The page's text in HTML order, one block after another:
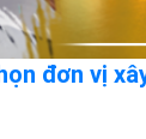
đơn vị